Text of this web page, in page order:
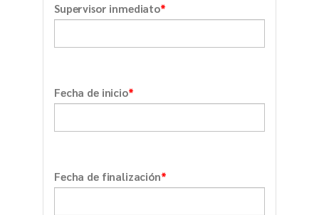
Supervisor inmediato*
Fecha de inicio*
Fecha de finalización*